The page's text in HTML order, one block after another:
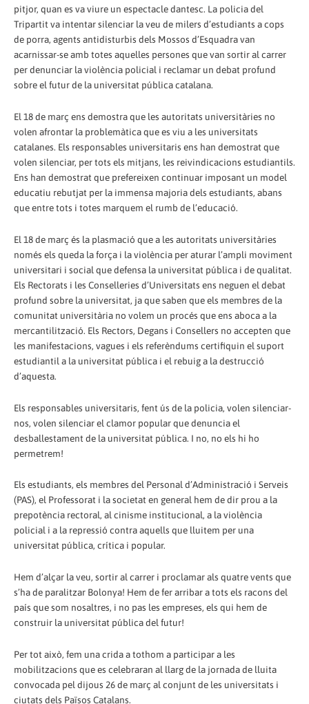
pitjor, quan es va viure un espectacle dantesc. La policia del
Tripartit va intentar silenciar la veu de milers d’estudiants a cops
de porra, agents antidisturbis dels Mossos d’Esquadra van
acarnissar-se amb totes aquelles persones que van sortir al carrer
per denunciar la violència policial i reclamar un debat profund
sobre el futur de la universitat pública catalana.
El 18 de març ens demostra que les autoritats universitàries no
volen afrontar la problemàtica que es viu a les universitats
catalanes. Els responsables universitaris ens han demostrat que
volen silenciar, per tots els mitjans, les reivindicacions estudiantils.
Ens han demostrat que prefereixen continuar imposant un model
educatiu rebutjat per la immensa majoria dels estudiants, abans
que entre tots i totes marquem el rumb de l’educació.
El 18 de març és la plasmació que a les autoritats universitàries
només els queda la força i la violència per aturar l’ampli moviment
universitari i social que defensa la universitat pública i de qualitat.
Els Rectorats i les Conselleries d’Universitats ens neguen el debat
profund sobre la universitat, ja que saben que els membres de la
comunitat universitària no volem un procés que ens aboca a la
mercantilització. Els Rectors, Degans i Consellers no accepten que
les manifestacions, vagues i els referèndums certifiquin el suport
estudiantil a la universitat pública i el rebuig a la destrucció
d’aquesta.
Els responsables universitaris, fent ús de la policia, volen silenciar-
nos, volen silenciar el clamor popular que denuncia el
desballestament de la universitat pública. I no, no els hi ho
permetrem!
Els estudiants, els membres del Personal d’Administració i Serveis
(PAS), el Professorat i la societat en general hem de dir prou a la
prepotència rectoral, al cinisme institucional, a la violència
policial i a la repressió contra aquells que lluitem per una
universitat pública, crítica i popular.
Hem d’alçar la veu, sortir al carrer i proclamar als quatre vents que
s’ha de paralitzar Bolonya! Hem de fer arribar a tots els racons del
país que som nosaltres, i no pas les empreses, els qui hem de
construir la universitat pública del futur!
Per tot això, fem una crida a tothom a participar a les
mobilitzacions que es celebraran al llarg de la jornada de lluita
convocada pel dijous 26 de març al conjunt de les universitats i
ciutats dels Països Catalans.